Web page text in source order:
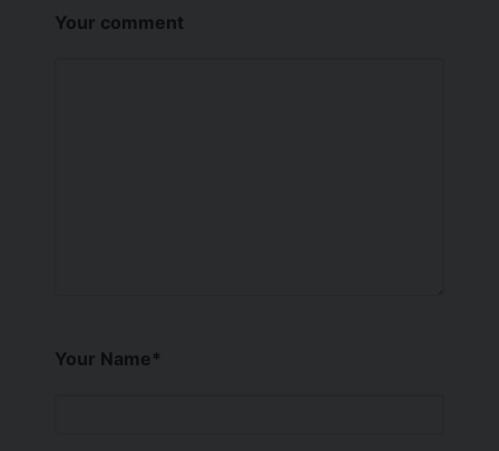
Your comment
Your Name*